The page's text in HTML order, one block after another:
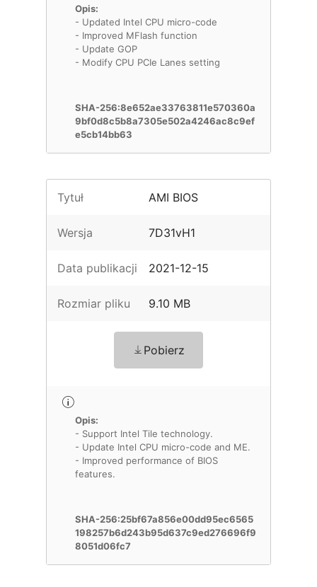
Opis:
- Updated Intel CPU micro-code
- Improved MFlash function
- Update GOP
- Modify CPU PCIe Lanes setting
SHA-256:8e652ae33763811e570360a
9bf0d8c5b8a7305e502a4246ac8c9ef
e5cb14bb63
Tytuł AMI BIOS
Wersja 7D31vH1
Data publikacji 2021-12-15
Rozmiar pliku 9.10 MB
Pobierz
Opis:
- Support Intel Tile technology.
- Update Intel CPU micro-code and ME.
- Improved performance of BIOS
features.
SHA-256:25bf67a856e00dd95ec6565
198257b6d243b95d637c9ed276696f9
8051d06fc7